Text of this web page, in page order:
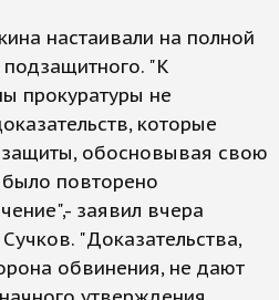
настаивали на полной
"К
прокуратуры не
которые
защиты, обосновывая свою
повторено
заявил вчера
"Доказательства,
обвинения, не дают